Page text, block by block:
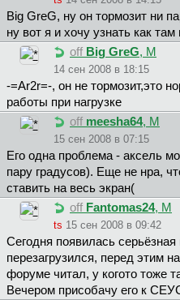
Big GreG, ну он тормозит ни
ну вот я и хочу узнать как
off Big GreG, М
14 сен 2008 в 18:15
-=Ar2r=-, он не тормозит,это
работы при нагрузке
off meesha64, М
15 сен 2008 в 07:15
Его одна проблема - аксель
пару градусов). Еще не нра,
ставить на весь экран(
off Fantomas24, М
ts 15 сен 2008 в 09:42
Сегодня появилась
перезагрузился, перед этим
форуме читал, у когото тоже
Вечером присобачу его к